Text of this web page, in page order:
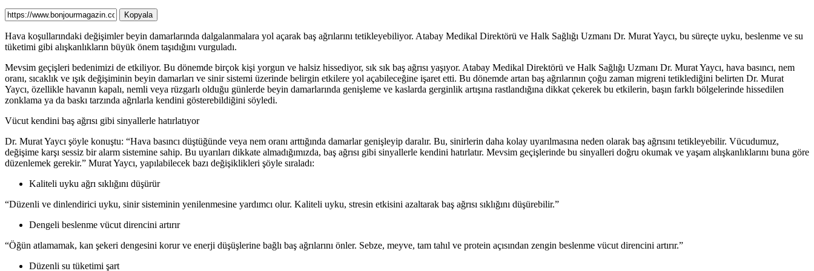
Kopyala
Hava koşullarındaki değişimler beyin damarlarında dalgalanmalara yol açarak baş ağrılarını tetikleyebiliyor. Atabay Medikal Direktörü ve Halk Sağlığı Uzmanı Dr. Murat Yaycı, bu süreçte uyku, beslenme ve su
tüketimi gibi alışkanlıkların büyük önem taşıdığını vurguladı.
Mevsim geçişleri bedenimizi de etkiliyor. Bu dönemde birçok kişi yorgun ve halsiz hissediyor, sık sık baş ağrısı yaşıyor. Atabay Medikal Direktörü ve Halk Sağlığı Uzmanı Dr. Murat Yaycı, hava basıncı, nem
oranı, sıcaklık ve ışık değişiminin beyin damarları ve sinir sistemi üzerinde belirgin etkilere yol açabileceğine işaret etti. Bu dönemde artan baş ağrılarının çoğu zaman migreni tetiklediğini belirten Dr. Murat
Yaycı, özellikle havanın kapalı, nemli veya rüzgarlı olduğu günlerde beyin damarlarında genişleme ve kaslarda gerginlik artışına rastlandığına dikkat çekerek bu etkilerin, başın farklı bölgelerinde hissedilen
zonklama ya da baskı tarzında ağrılarla kendini gösterebildiğini söyledi.
Vücut kendini baş ağrısı gibi sinyallerle hatırlatıyor
Dr. Murat Yaycı şöyle konuştu: “Hava basıncı düştüğünde veya nem oranı arttığında damarlar genişleyip daralır. Bu, sinirlerin daha kolay uyarılmasına neden olarak baş ağrısını tetikleyebilir. Vücudumuz,
değişime karşı sessiz bir alarm sistemine sahip. Bu uyarıları dikkate almadığımızda, baş ağrısı gibi sinyallerle kendini hatırlatır. Mevsim geçişlerinde bu sinyalleri doğru okumak ve yaşam alışkanlıklarını buna göre
düzenlemek gerekir.” Murat Yaycı, yapılabilecek bazı değişiklikleri şöyle sıraladı:
Kaliteli uyku ağrı sıklığını düşürür
“Düzenli ve dinlendirici uyku, sinir sisteminin yenilenmesine yardımcı olur. Kaliteli uyku, stresin etkisini azaltarak baş ağrısı sıklığını düşürebilir.”
Dengeli beslenme vücut direncini artırır
“Öğün atlamamak, kan şekeri dengesini korur ve enerji düşüşlerine bağlı baş ağrılarını önler. Sebze, meyve, tam tahıl ve protein açısından zengin beslenme vücut direncini artırır.”
Düzenli su tüketimi şart